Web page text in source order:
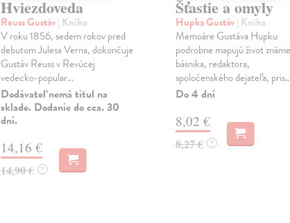
Hviezdoveda
Reuss Gustáv| Kniha
V roku 1856, sedem rokov pred
debutom Julesa Verna, dokončuje
Gustáv Reuss v Revúcej
vedecko-popular...
Dodávateľ nemá titul na
sklade. Dodanie do cca. 30
dní.
14,16 €
14,90 € ?
Šťastie a omyly
Hupka Gustáv| Kniha
Memoáre Gustáva Hupku
podrobne mapujú život
básnika, redaktora,
spoločenského dejateľa,
Do 4 dní
8,02 €
8,27 € ?